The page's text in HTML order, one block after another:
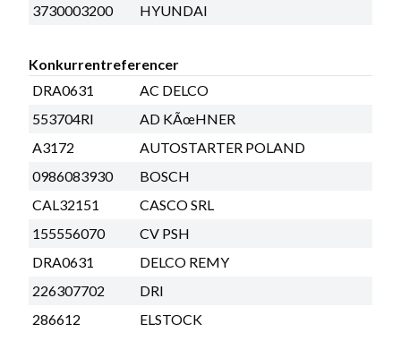
3730003200
HYUNDAI
Konkurrentreferencer
DRA0631
AC DELCO
553704RI
AD KÃœHNER
A3172
AUTOSTARTER POLAND
0986083930
BOSCH
CAL32151
CASCO SRL
155556070
CV PSH
DRA0631
DELCO REMY
226307702
DRI
286612
ELSTOCK